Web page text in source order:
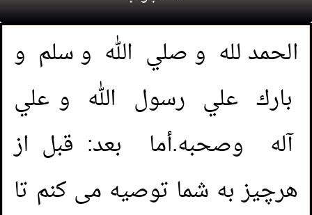
الحمد لله و صلي الله و سلم و
بارك علي رسول الله و علي
آله وصحبه.أما بعد: قبل از
هرچیز به شما توصیه می کنم تا